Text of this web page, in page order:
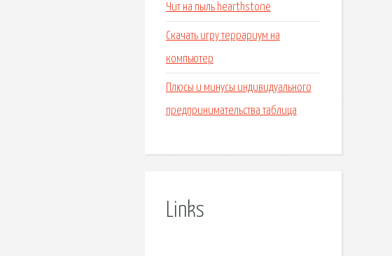
Чит на пыль hearthstone
Скачать игру террариум на
компьютер
Плюсы и минусы индивидуального
предпринимательства таблица
Links